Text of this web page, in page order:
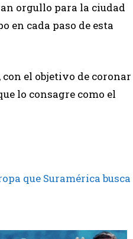
orgullo para la ciudad
en cada paso de esta
el objetivo de coronar
lo consagre como el
que Suramérica busca